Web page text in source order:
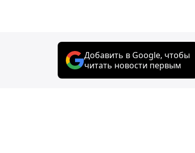
Добавить в Google, чтобы
читать новости первым